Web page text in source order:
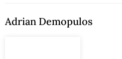
Adrian Demopulos